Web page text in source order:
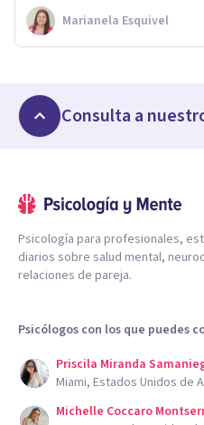
Marianela Esquivel
Consulta a
Psicología para profesionales,
diarios sobre salud mental,
relaciones de pareja.
Psicólogos con los que puedes
Priscila Miranda
Miami, Estados Unidos de
Michelle Coccaro